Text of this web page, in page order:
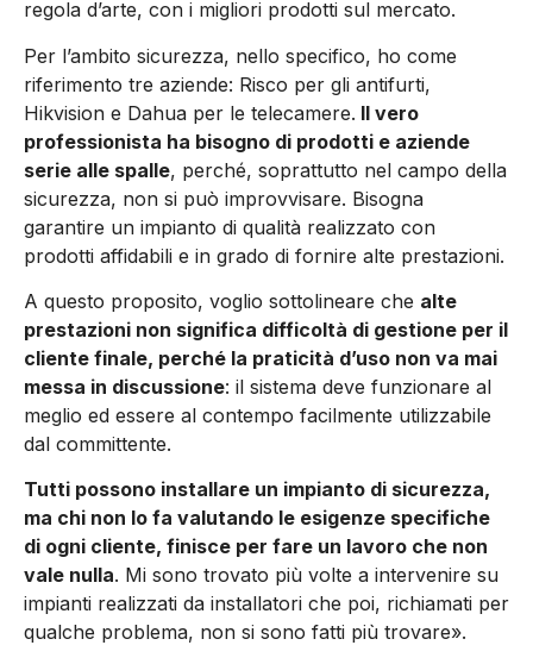
regola d’arte, con i migliori prodotti sul mercato.
Per l’ambito sicurezza, nello specifico, ho come
riferimento tre aziende: Risco per gli antifurti,
Hikvision e Dahua per le telecamere. Il vero
professionista ha bisogno di prodotti e aziende
serie alle spalle, perché, soprattutto nel campo della
sicurezza, non si può improvvisare. Bisogna
garantire un impianto di qualità realizzato con
prodotti affidabili e in grado di fornire alte prestazioni.
A questo proposito, voglio sottolineare che alte
prestazioni non significa difficoltà di gestione per il
cliente finale, perché la praticità d’uso non va mai
messa in discussione: il sistema deve funzionare al
meglio ed essere al contempo facilmente utilizzabile
dal committente.
Tutti possono installare un impianto di sicurezza,
ma chi non lo fa valutando le esigenze specifiche
di ogni cliente, finisce per fare un lavoro che non
vale nulla. Mi sono trovato più volte a intervenire su
impianti realizzati da installatori che poi, richiamati per
qualche problema, non si sono fatti più trovare».